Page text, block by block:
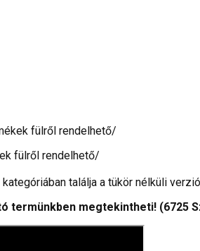
fülről rendelhető/
fülről rendelhető/
találja a tükör nélküli
termünkben megtekintheti! (6725